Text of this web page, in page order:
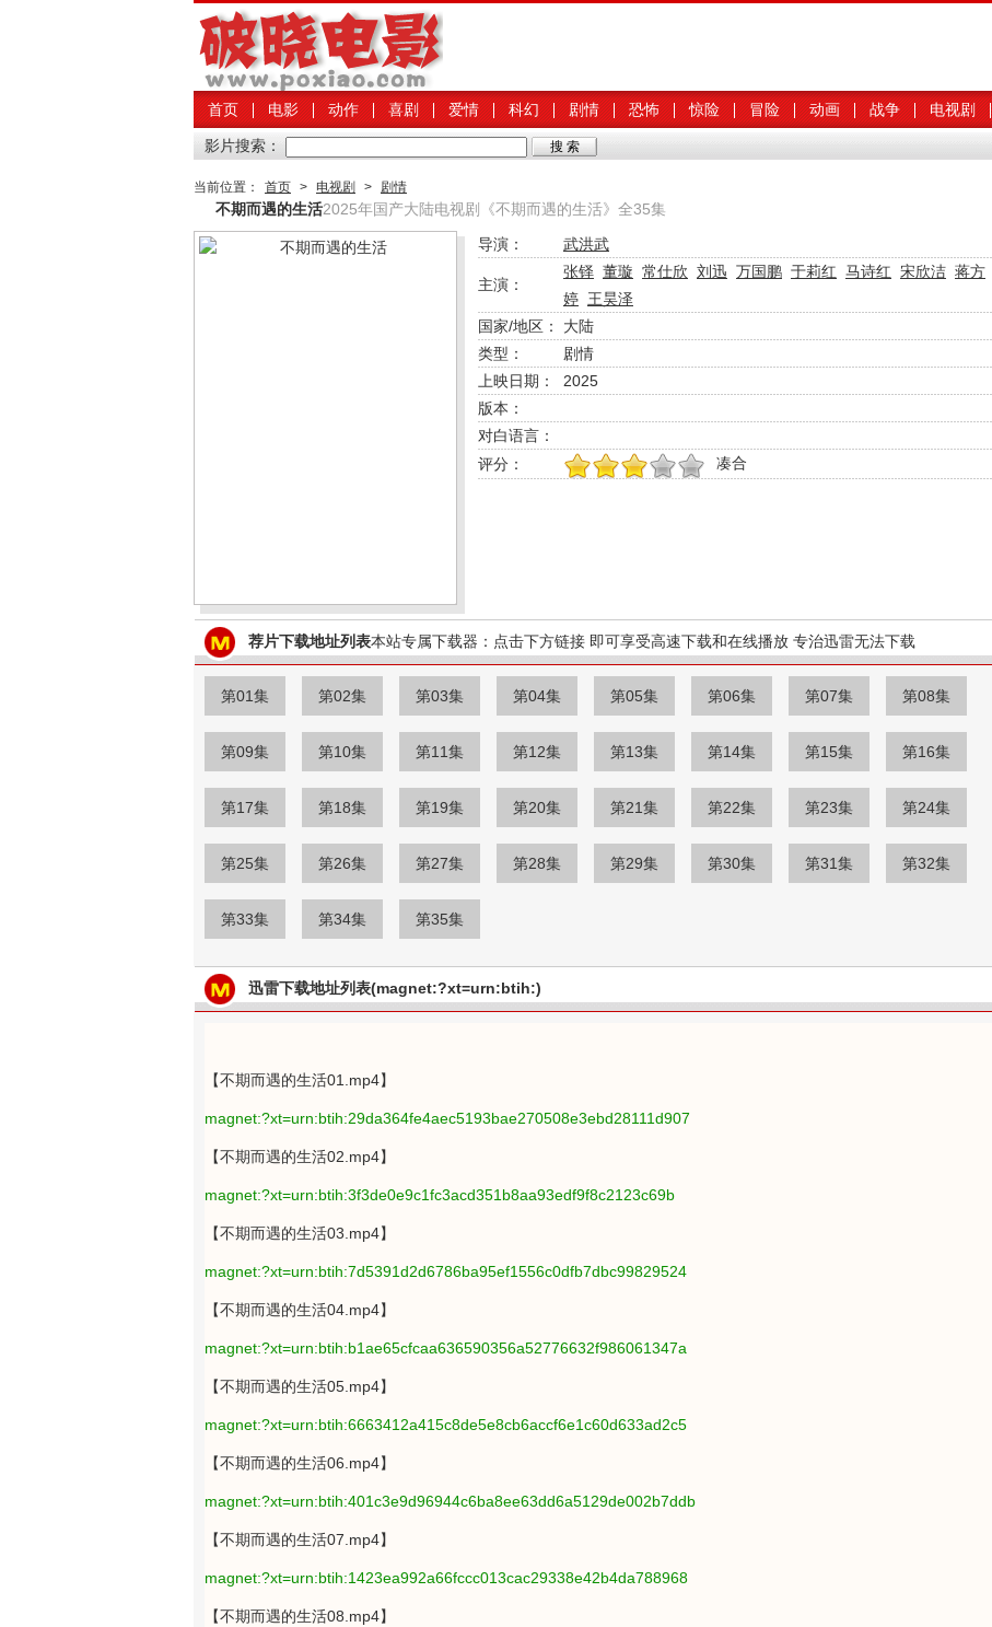
首页 电影 动作 喜剧 爱情 科幻 剧情 恐怖 惊险 冒险 动画 战争 电视剧
影片搜索：
当前位置： 首页 > 电视剧 > 剧情
不期而遇的生活2025年国产大陆电视剧《不期而遇的生活》全35集
导演：
武洪武
主演：
张铎 董璇 常仕欣 刘迅 万国鹏 于莉红 马诗红 宋欣洁 蒋方
婷 王昊泽
国家/地区：
大陆
类型：
剧情
上映日期：
2025
版本：
对白语言：
评分：1 3 4 5 凑合
荐片下载地址列表本站专属下载器：点击下方链接 即可享受高速下载和在线播放 专治迅雷无法下载
第01集 第02集 第03集 第04集 第05集 第06集 第07集 第08集
第09集 第10集 第11集 第12集 第13集 第14集 第15集 第16集
第17集 第18集 第19集 第20集 第21集 第22集 第23集 第24集
第25集 第26集 第27集 第28集 第29集 第30集 第31集 第32集
第33集 第34集 第35集
迅雷下载地址列表(magnet:?xt=urn:btih:)
【不期而遇的生活01.mp4】
magnet:?xt=urn:btih:29da364fe4aec5193bae270508e3ebd28111d907
【不期而遇的生活02.mp4】
magnet:?xt=urn:btih:3f3de0e9c1fc3acd351b8aa93edf9f8c2123c69b
【不期而遇的生活03.mp4】
magnet:?xt=urn:btih:7d5391d2d6786ba95ef1556c0dfb7dbc99829524
【不期而遇的生活04.mp4】
magnet:?xt=urn:btih:b1ae65cfcaa636590356a52776632f986061347a
【不期而遇的生活05.mp4】
magnet:?xt=urn:btih:6663412a415c8de5e8cb6accf6e1c60d633ad2c5
【不期而遇的生活06.mp4】
magnet:?xt=urn:btih:401c3e9d96944c6ba8ee63dd6a5129de002b7ddb
【不期而遇的生活07.mp4】
magnet:?xt=urn:btih:1423ea992a66fccc013cac29338e42b4da788968
【不期而遇的生活08.mp4】